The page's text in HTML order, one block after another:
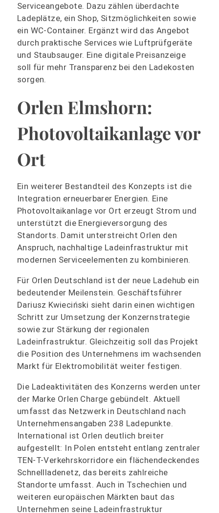
Serviceangebote. Dazu zählen überdachte
Ladeplätze, ein Shop, Sitzmöglichkeiten sowie
ein WC-Container. Ergänzt wird das Angebot
durch praktische Services wie Luftprüfgeräte
und Staubsauger. Eine digitale Preisanzeige
soll für mehr Transparenz bei den Ladekosten
sorgen.
Orlen Elmshorn:
Photovoltaikanlage vor
Ort
Ein weiterer Bestandteil des Konzepts ist die
Integration erneuerbarer Energien. Eine
Photovoltaikanlage vor Ort erzeugt Strom und
unterstützt die Energieversorgung des
Standorts. Damit unterstreicht Orlen den
Anspruch, nachhaltige Ladeinfrastruktur mit
modernen Serviceelementen zu kombinieren.
Für Orlen Deutschland ist der neue Ladehub ein
bedeutender Meilenstein. Geschäftsführer
Dariusz Kwieciński sieht darin einen wichtigen
Schritt zur Umsetzung der Konzernstrategie
sowie zur Stärkung der regionalen
Ladeinfrastruktur. Gleichzeitig soll das Projekt
die Position des Unternehmens im wachsenden
Markt für Elektromobilität weiter festigen.
Die Ladeaktivitäten des Konzerns werden unter
der Marke Orlen Charge gebündelt. Aktuell
umfasst das Netzwerk in Deutschland nach
Unternehmensangaben 238 Ladepunkte.
International ist Orlen deutlich breiter
aufgestellt: In Polen entsteht entlang zentraler
TEN-T-Verkehrskorridore ein flächendeckendes
Schnellladenetz, das bereits zahlreiche
Standorte umfasst. Auch in Tschechien und
weiteren europäischen Märkten baut das
Unternehmen seine Ladeinfrastruktur